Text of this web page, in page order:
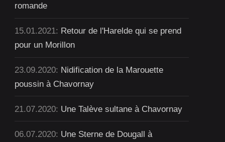
romande
15.01.2021: Retour de l'Harelde qui se prend
pour un Morillon
23.09.2020: Nidification de la Marouette
poussin à Chavornay
21.07.2020: Une Talève sultane à Chavornay
06.07.2020: Une Sterne de Dougall à